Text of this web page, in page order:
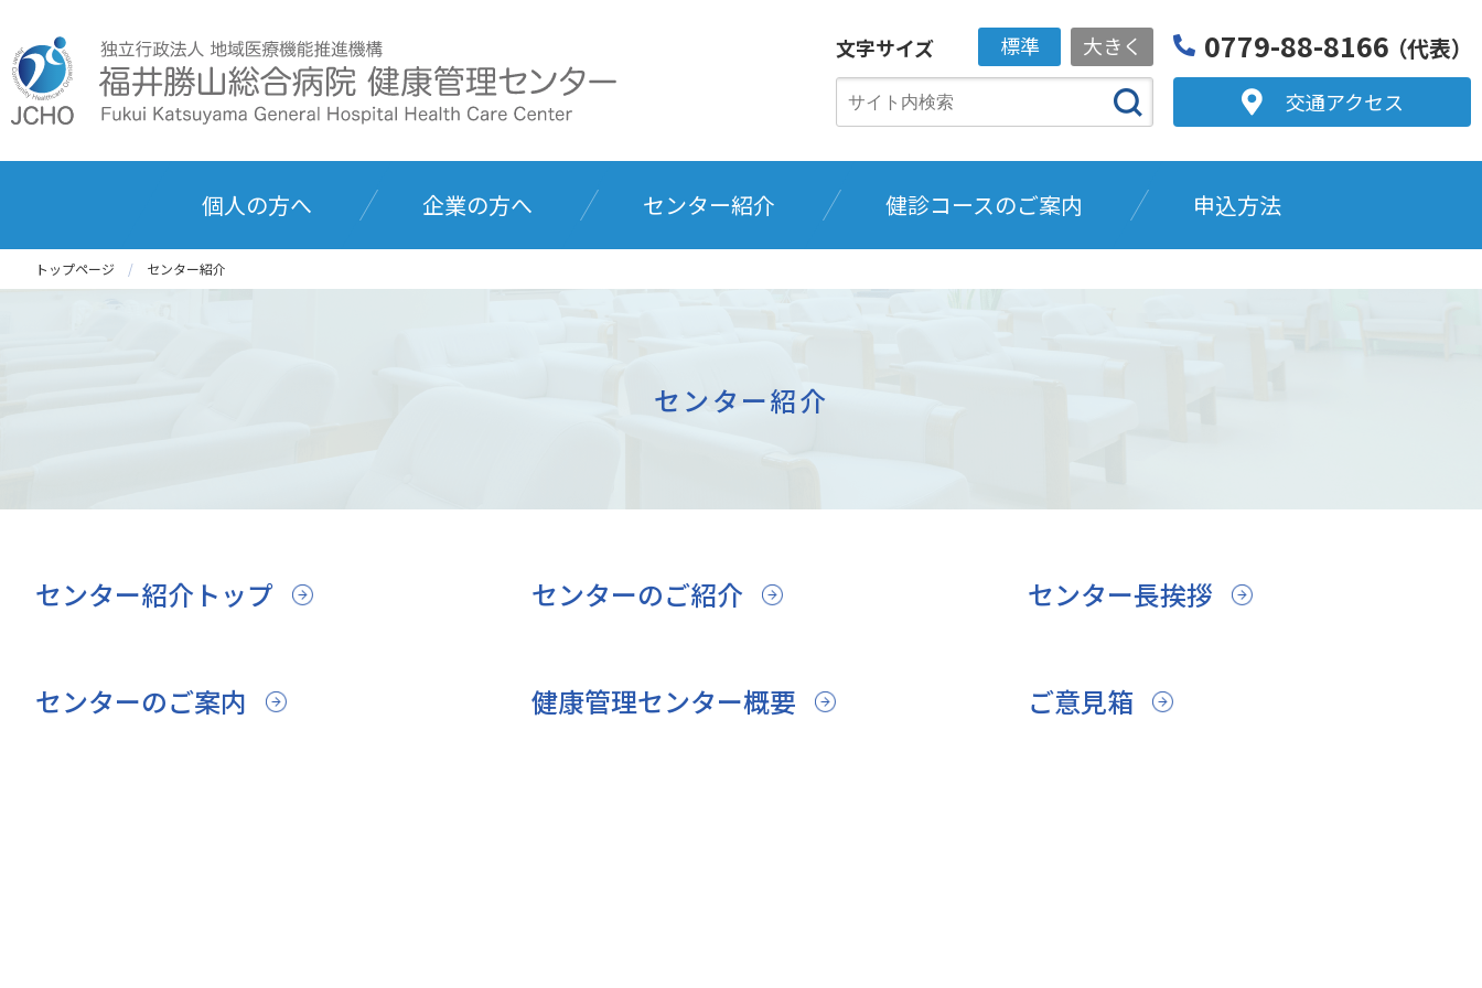
文字サイズ 標準 大きく 0779-88-8166 （代表）
交通アクセス
個人の方へ 企業の方へ センター紹介 健診コースのご案内 申込方法
トップページ センター紹介
センター紹介
センター紹介トップ
センターのご案内
センターのご紹介
健康管理センター概要
センター長挨拶
ご意見箱